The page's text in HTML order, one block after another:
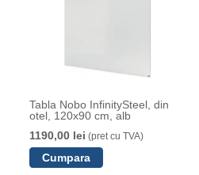
Tabla Nobo InfinitySteel, din
otel, 120x90 cm, alb
1190,00 lei (pret cu TVA)